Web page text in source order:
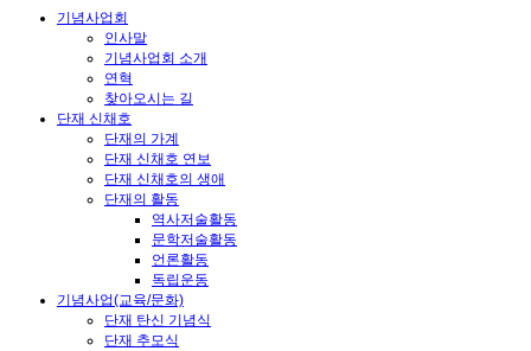
기념사업회
인사말
기념사업회 소개
연혁
찾아오시는 길
단재 신채호
단재의 가계
단재 신채호 연보
단재 신채호의 생애
단재의 활동
역사저술활동
문학저술활동
언론활동
독립운동
기념사업(교육/문화)
단재 탄신 기념식
단재 추모식